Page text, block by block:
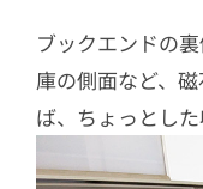
ブックエンドの
庫の側面など、
ば、ちょっとし